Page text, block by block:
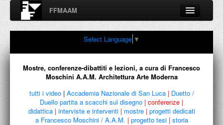
FFMAAM
Fondo Francesco Moschini
A.A.M. Architettura Arte Moderna
Percorsi, nodi, sconfinamenti e contaminazioni tra Arte,
FFMAAM
Select Language ▼
Mostre, conferenze-dibattiti e lezioni, a cura di Francesco
Moschini A.A.M. Architettura Arte Moderna
tutti i video | Accademia Nazionale di San Luca | Duetto /
Duello partita a scacchi sul disegno | conferenze |
didattica | interviste e interventi | mostre | progetti dedicati
a Francesco Moschini / A.A.M. | progetto tesi | storia